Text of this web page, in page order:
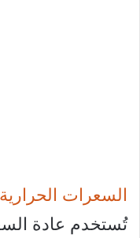
السعرات الحرارية
تُستخدم عادة